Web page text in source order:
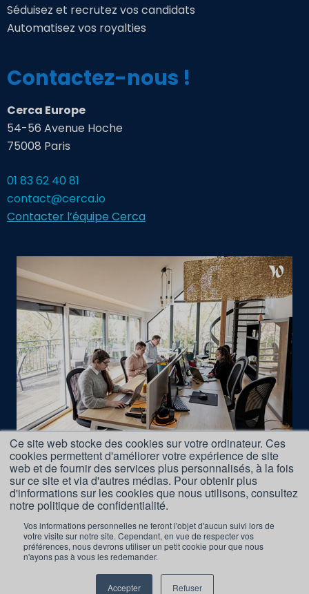
Ce site web stocke des cookies sur votre ordinateur. Ces
cookies permettent d'améliorer votre expérience de site
web et de fournir des services plus personnalisés, à la fois
sur ce site et via d'autres médias. Pour obtenir plus
d'informations sur les cookies que nous utilisons, consultez
notre politique de confidentialité.
Vos informations personnelles ne feront l'objet d'aucun suivi lors de
votre visite sur notre site. Cependant, en vue de respecter vos
préférences, nous devrons utiliser un petit cookie pour que nous
n'ayons pas à vous les redemander.
Accepter Refuser
Séduisez et recrutez vos candidats
Automatisez vos royalties
Contactez-nous !
Cerca Europe
54-56 Avenue Hoche
75008 Paris
01 83 62 40 81
contact@cerca.io
Contacter l’équipe Cerca
Nous rejoindre
Accès Formations
Nos Partenaires
Mentions légales
Réclamation Formations